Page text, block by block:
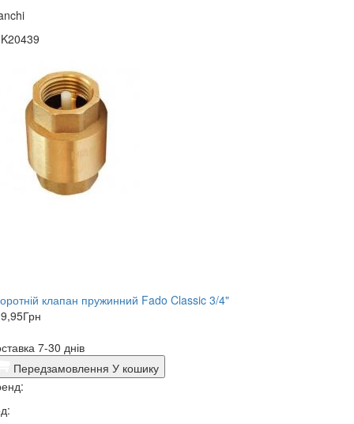
клапан пружинний Fado Classic 3/4"
Грн
7-30 днів
Передзамовлення У кошику